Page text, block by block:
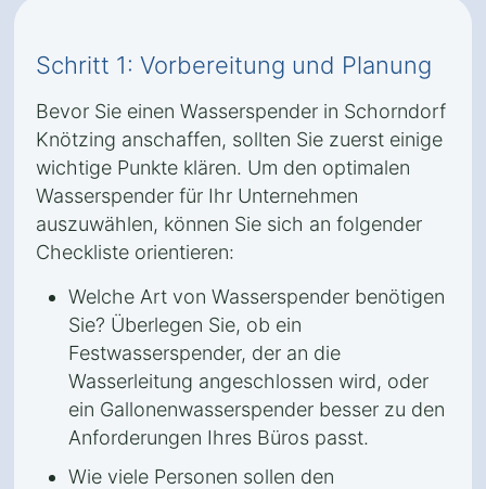
Schritt 1: Vorbereitung und Planung
Bevor Sie einen Wasserspender in Schorndorf
Knötzing anschaffen, sollten Sie zuerst einige
wichtige Punkte klären. Um den optimalen
Wasserspender für Ihr Unternehmen
auszuwählen, können Sie sich an folgender
Checkliste orientieren:
Welche Art von Wasserspender benötigen
Sie? Überlegen Sie, ob ein
Festwasserspender, der an die
Wasserleitung angeschlossen wird, oder
ein Gallonenwasserspender besser zu den
Anforderungen Ihres Büros passt.
Wie viele Personen sollen den